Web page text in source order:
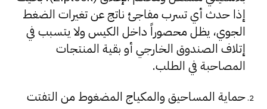
إذا حدث أي تسرب مفاجئ ناتج عن تغيرات الضغط
الجوي، يظل محصوراً داخل الكيس ولا يتسبب في
إتلاف الصندوق الخارجي أو بقية المنتجات
المصاحبة في الطلب.
حماية المساحيق والمكياج المضغوط من التفتت